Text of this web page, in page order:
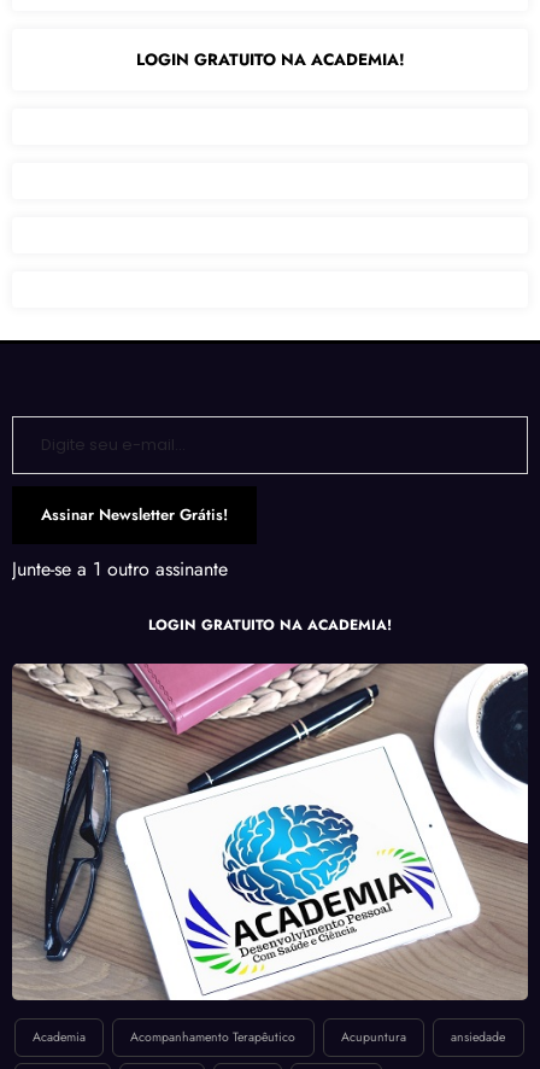
LOGIN GRATUITO NA ACADEMIA!
Digite seu e-mail…
Assinar Newsletter Grátis!
Junte-se a 1 outro assinante
LOGIN GRATUITO NA ACADEMIA!
Academia Acompanhamento Terapêutico Acupuntura ansiedade